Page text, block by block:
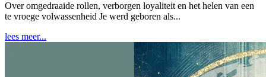
Over omgedraaide rollen, verborgen loyaliteit en het helen van een
te vroege volwassenheid Je werd geboren als...
lees meer...